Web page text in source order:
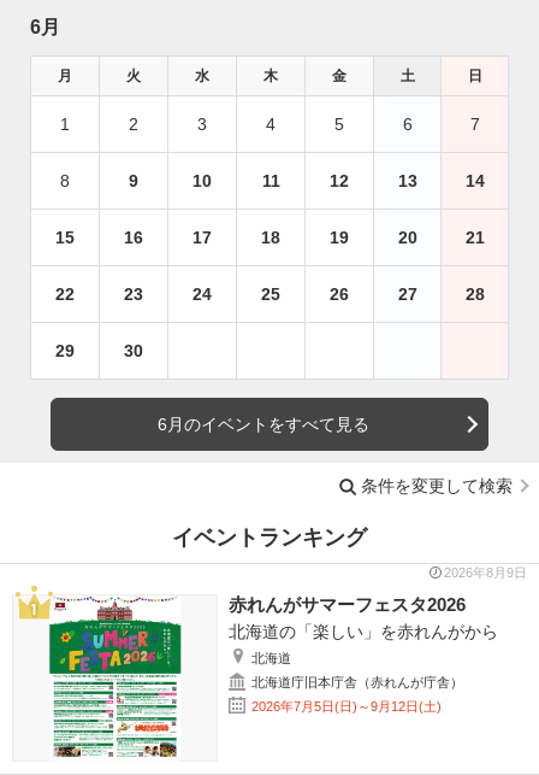
6月
月 火 水 木 金 土 日
1 2 3 4 5 6 7
8 9 10 11 12 13 14
15 16 17 18 19 20 21
22 23 24 25 26 27 28
29 30
6月のイベントをすべて見る
条件を変更して検索
イベントランキング
2026年8月9日
赤れんがサマーフェスタ2026
北海道の「楽しい」を赤れんがから
北海道
北海道庁旧本庁舎（赤れんが庁舎）
2026年7月5日(日)～9月12日(土)